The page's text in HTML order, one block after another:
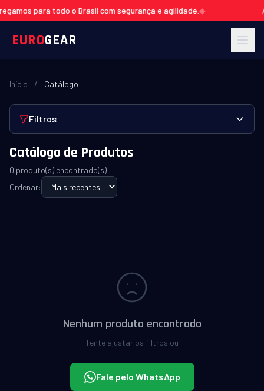
para todo o Brasil com segurança e agilidade.◆
EUROGEAR
Início / Catálogo
Filtros
Catálogo de Produtos
0 produto(s) encontrado(s)
Ordenar:
Nenhum produto encontrado
Tente ajustar os filtros ou
Fale pelo WhatsApp